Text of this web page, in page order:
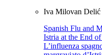
Iva Milovan Delić
Spanish Flu and
Istria at the End
L’influenza